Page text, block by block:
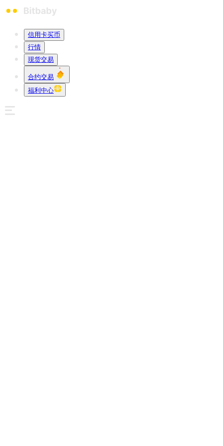
信用卡买币
行情
现货交易
合约交易
福利中心